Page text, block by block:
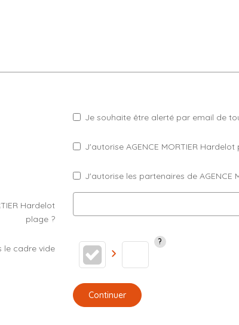
Je souhaite être alerté par email de
J'autorise AGENCE MORTIER
J'autorise les partenaires de
Hardelot
plage ?
le cadre vide
Continuer